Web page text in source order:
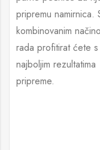
pripremu namirnica.
kombinovanim
rada profitirat ćete s
najboljim rezultatima
pripreme.